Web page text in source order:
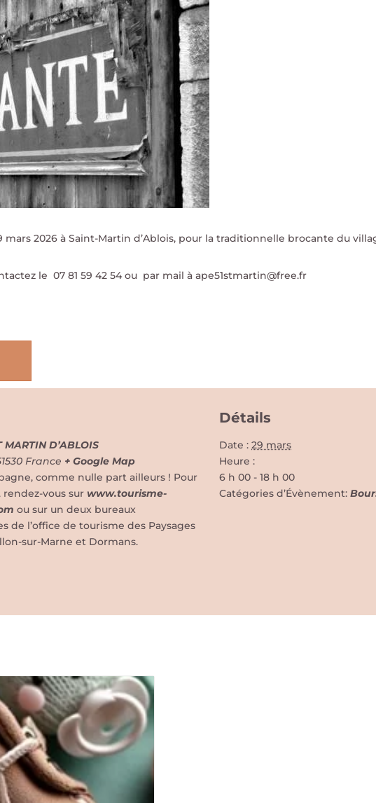
mars 2026 à Saint-Martin d’Ablois, pour la traditionnelle brocante du
le 07 81 59 42 54 ou par mail à ape51stmartin@free.fr
Détails
Date : 29 mars
Heure :
6 h 00 - 18 h 00
Catégories d’Évènement:
D’ABLOIS
France + Google Map
comme nulle part ailleurs ! Pour
vous sur www.tourisme-
ou sur un deux bureaux
de l’office de tourisme des Paysages
sur-Marne et Dormans.